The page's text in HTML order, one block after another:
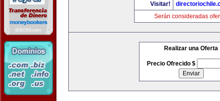
Visitar!
Serán consideradas
Realizar una Oferta
Precio Ofrecido $